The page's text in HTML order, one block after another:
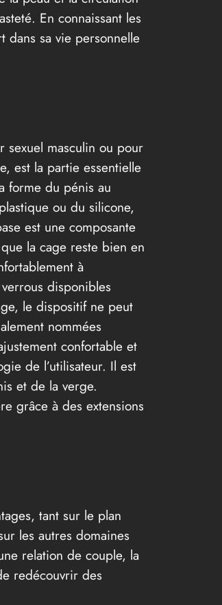
En connaissant les
dans sa vie personnelle
sexuel masculin ou pour
est la partie essentielle
forme du pénis au
ou du silicone,
est une composante
la cage reste bien en
à
disponibles
le dispositif ne peut
nommées
confortable et
de l’utilisateur. Il est
et de la verge.
grâce à des extensions
tant sur le plan
les autres domaines
relation de couple, la
redécouvrir des